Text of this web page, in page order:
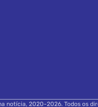
notícia, 2020-2026. Todos os